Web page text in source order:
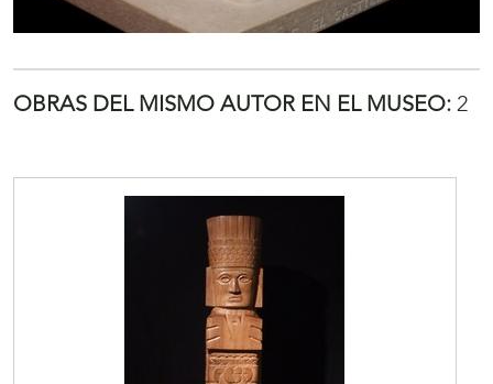
OBRAS DEL MISMO AUTOR EN EL MUSEO: 2